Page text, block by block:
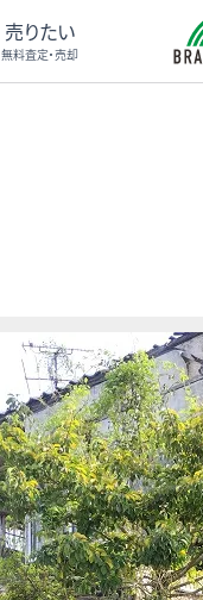
売りたい
無料査定・売却